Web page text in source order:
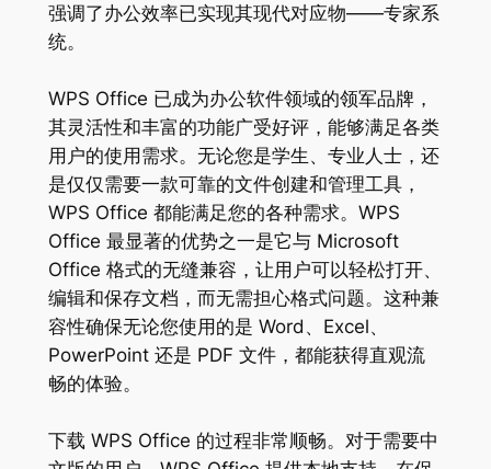
强调了办公效率已实现其现代对应物——专家系
统。
WPS Office 已成为办公软件领域的领军品牌，
其灵活性和丰富的功能广受好评，能够满足各类
用户的使用需求。无论您是学生、专业人士，还
是仅仅需要一款可靠的文件创建和管理工具，
WPS Office 都能满足您的各种需求。WPS
Office 最显著的优势之一是它与 Microsoft
Office 格式的无缝兼容，让用户可以轻松打开、
编辑和保存文档，而无需担心格式问题。这种兼
容性确保无论您使用的是 Word、Excel、
PowerPoint 还是 PDF 文件，都能获得直观流
畅的体验。
下载 WPS Office 的过程非常顺畅。对于需要中